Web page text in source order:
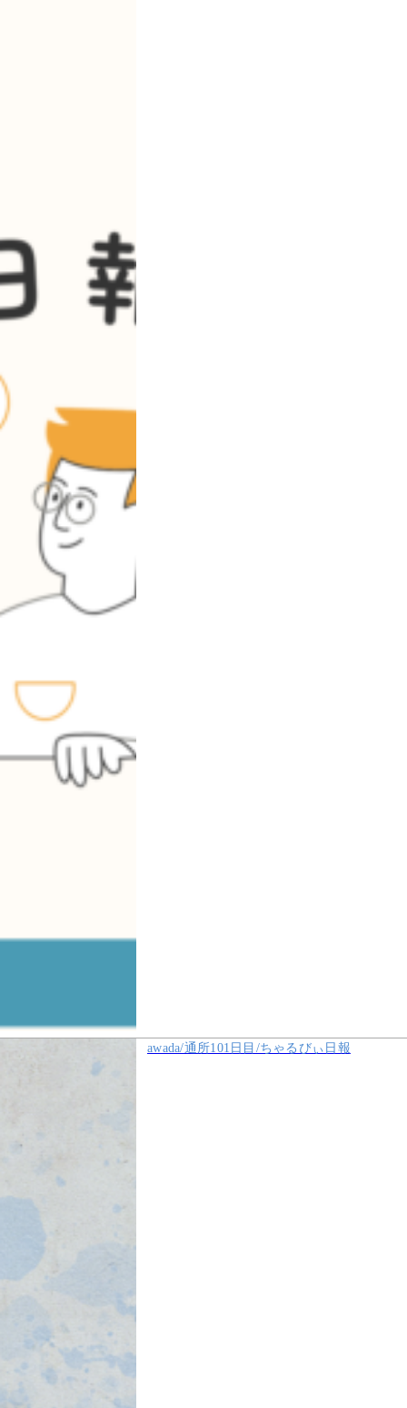
awada/通所101日目/ちゃるびぃ日報